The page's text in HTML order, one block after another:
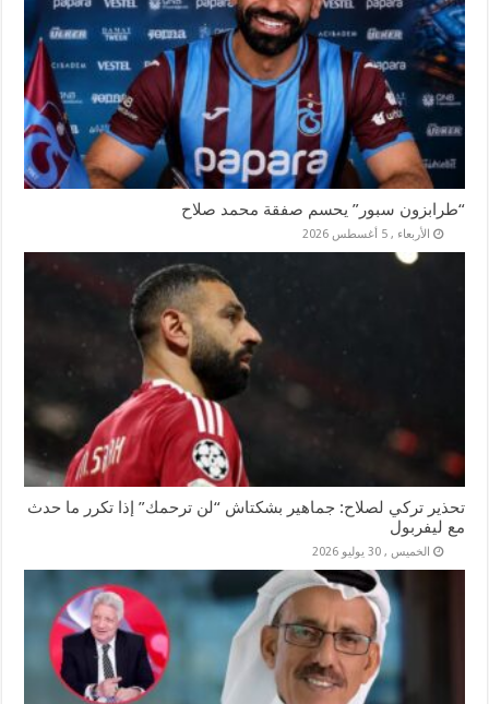
“طرابزون سبور” يحسم صفقة محمد صلاح
الأربعاء , 5 أغسطس 2026
تحذير تركي لصلاح: جماهير بشكتاش “لن ترحمك” إذا تكرر ما حدث
مع ليفربول
الخميس , 30 يوليو 2026